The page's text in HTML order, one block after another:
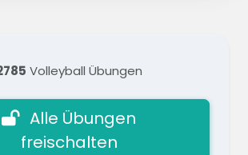
Volleyball Übungen
Alle Übungen
freischalten